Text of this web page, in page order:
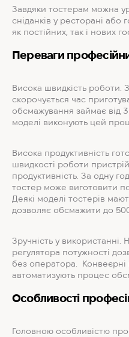
Завдяки тостерам можна
сніданків у ресторані або
як постійних, так і нових
Переваги
Висока швидкість роботи.
скорочується час
обсмажування займає від
моделі виконують цей
Висока продуктивність
швидкості роботи
продуктивність. За одну
тостер може виготовити
Деякі моделі тостерів
дозволяє обсмажити до
Зручність у використанні.
регулятора потужності
без оператора. Конвеєрні
автоматизують процес
Особливості
Головною особливістю